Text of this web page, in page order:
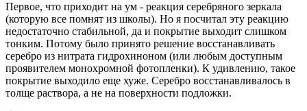
Первое, что приходит на ум - реакция серебряного зеркала
(которую все помнят из школы). Но я посчитал эту реакцию
недостаточно стабильной, да и покрытие выходит слишком
тонким. Потому было принято решение восстанавливать
серебро из нитрата гидрохиноном (или любым доступным
проявителем монохромной фотопленки). К удивлению, такое
покрытие выходило еще хуже. Серебро восстанавливалось в
толще раствора, а не на поверхности подложки.